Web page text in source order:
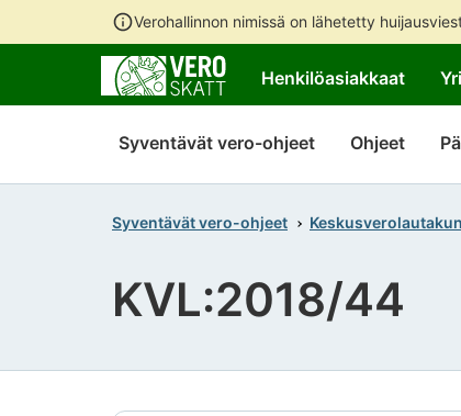
Verohallinnon nimissä on lähetetty
Henkilöasiakkaat
Syventävät vero-ohjeet Ohjeet
Syventävät vero-ohjeet
KVL:2018/44